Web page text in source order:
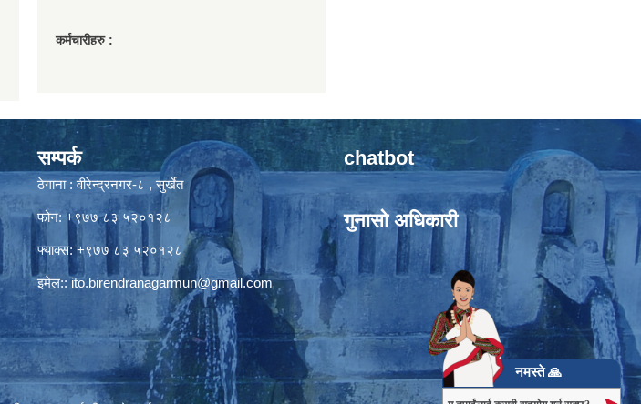
कर्मचारीहरु :
सम्पर्क
ठेगाना : वीरेन्द्रनगर-८ , सुर्खेत
फोन: +९७७ ८३ ५२०१२८
फ्याक्स: +९७७ ८३ ५२०१२८
इमेल::ito.birendranagarmun@gmail.com
chatbot
गुनासो अधिकारी
नमस्ते 🙏